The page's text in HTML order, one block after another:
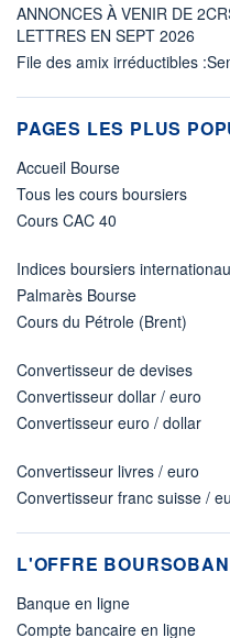
ANNONCES À VENIR DE
LETTRES EN SEPT 2026
File des amix irréductibles
PAGES LES PLUS
Accueil Bourse
Tous les cours boursiers
Cours CAC 40
Indices boursiers
Palmarès Bourse
Cours du Pétrole (Brent)
Convertisseur de devises
Convertisseur dollar / euro
Convertisseur euro / dollar
Convertisseur livres / euro
Convertisseur franc suisse /
L'OFFRE
Banque en ligne
Compte bancaire en ligne